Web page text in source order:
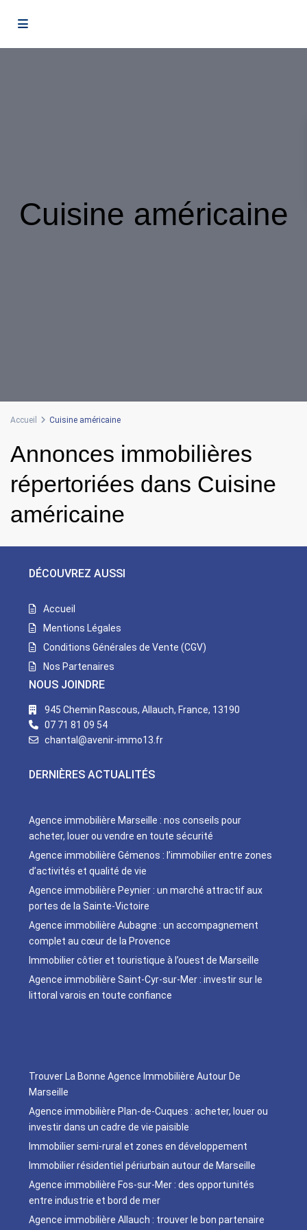
Cuisine américaine
Accueil Cuisine américaine
Annonces immobilières
répertoriées dans Cuisine
américaine
DÉCOUVREZ AUSSI
Accueil
Mentions Légales
Conditions Générales de Vente (CGV)
Nos Partenaires
NOUS JOINDRE
945 Chemin Rascous, Allauch, France, 13190
07 71 81 09 54
chantal@avenir-immo13.fr
DERNIÈRES ACTUALITÉS
Agence immobilière Marseille : nos conseils pour
acheter, louer ou vendre en toute sécurité
Agence immobilière Gémenos : l’immobilier entre zones
d’activités et qualité de vie
Agence immobilière Peynier : un marché attractif aux
portes de la Sainte-Victoire
Agence immobilière Aubagne : un accompagnement
complet au cœur de la Provence
Immobilier côtier et touristique à l’ouest de Marseille
Agence immobilière Saint-Cyr-sur-Mer : investir sur le
littoral varois en toute confiance
Trouver La Bonne Agence Immobilière Autour De
Marseille
Agence immobilière Plan-de-Cuques : acheter, louer ou
investir dans un cadre de vie paisible
Immobilier semi-rural et zones en développement
Immobilier résidentiel périurbain autour de Marseille
Agence immobilière Fos-sur-Mer : des opportunités
entre industrie et bord de mer
Agence immobilière Allauch : trouver le bon partenaire